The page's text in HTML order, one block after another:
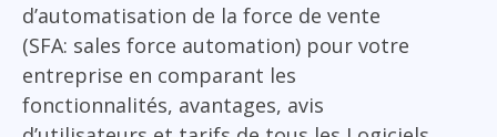
d’automatisation de la force de vente
(SFA: sales force automation) pour votre
entreprise en comparant les
fonctionnalités, avantages, avis